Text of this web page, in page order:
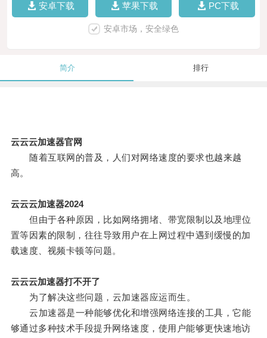
安卓下载 苹果下载 PC下载
安卓市场，安全绿色
简介 排行
云云云加速器官网
随着互联网的普及，人们对网络速度的要求也越来越
高。
云云云加速器2024
但由于各种原因，比如网络拥堵、带宽限制以及地理位
置等因素的限制，往往导致用户在上网过程中遇到缓慢的加
载速度、视频卡顿等问题。
云云云加速器打不开了
为了解决这些问题，云加速器应运而生。
云加速器是一种能够优化和增强网络连接的工具，它能
够通过多种技术手段提升网络速度，使用户能够更快速地访